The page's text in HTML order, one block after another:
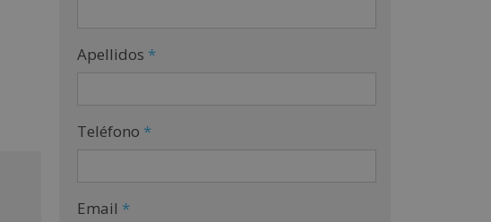
Apellidos *
Teléfono *
Email *